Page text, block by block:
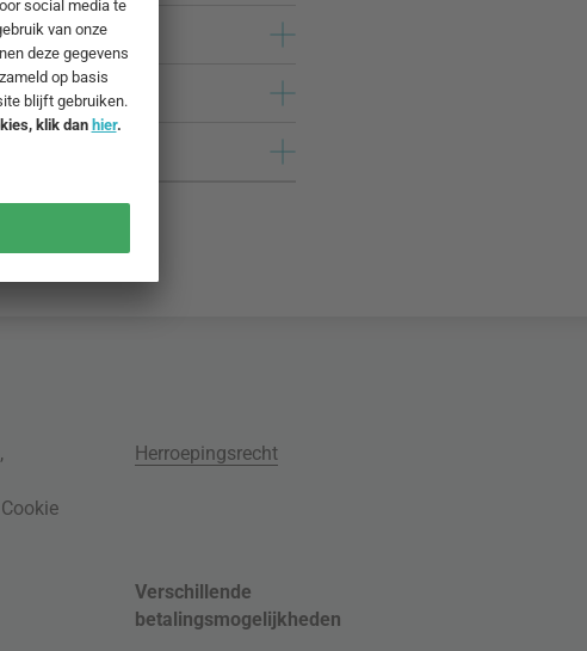
,
Cookie
Herroepingsrecht
Verschillende
betalingsmogelijkheden